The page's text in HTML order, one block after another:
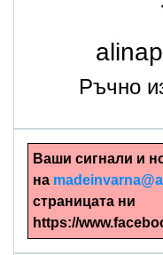
Ръчно
Ваши сигнали и
на
страницата ни
https://